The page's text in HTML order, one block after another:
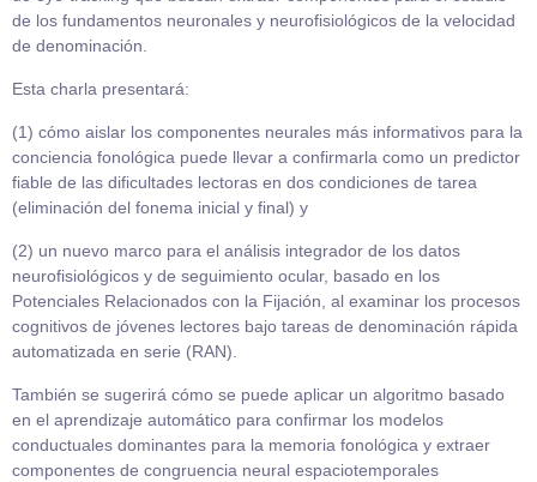
de los fundamentos neuronales y neurofisiológicos de la velocidad
de denominación.
Esta charla presentará:
(1) cómo aislar los componentes neurales más informativos para la
conciencia fonológica puede llevar a confirmarla como un predictor
fiable de las dificultades lectoras en dos condiciones de tarea
(eliminación del fonema inicial y final) y
(2) un nuevo marco para el análisis integrador de los datos
neurofisiológicos y de seguimiento ocular, basado en los
Potenciales Relacionados con la Fijación, al examinar los procesos
cognitivos de jóvenes lectores bajo tareas de denominación rápida
automatizada en serie (RAN).
También se sugerirá cómo se puede aplicar un algoritmo basado
en el aprendizaje automático para confirmar los modelos
conductuales dominantes para la memoria fonológica y extraer
componentes de congruencia neural espaciotemporales